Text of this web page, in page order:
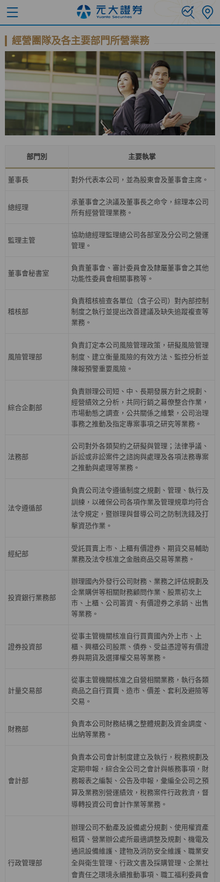
經營團隊及各主要部門所營業務
部門別 主要執掌
董事長 對外代表本公司，並為股東會及董事會主席。
總經理
承董事會之決議及董事長之命令，綜理本公司
所有經營管理業務。
監理主管
協助總經理監理總公司各部室及分公司之營運
管理。
董事會秘書室
負責董事會、審計委員會及隸屬董事會之其他
功能性委員會相關事務等。
稽核部
負責稽核檢查各單位（含子公司）對內部控制
制度之執行並提出改善建議及缺失追蹤複查等
業務。
風險管理部
負責訂定本公司風險管理政策，研擬風險管理
制度、建立衡量風險的有效方法、監控分析並
陳報預警重要風險。
綜合企劃部
負責辦理公司短、中、長期發展方針之規劃、
經營績效之分析，共同行銷之幕僚整合作業，
巿場動態之調查，公共關係之維繫，公司治理
事務之推動及指定專案事項之研究等業務。
法務部
公司對外各類契約之研擬與管理；法律爭議、
訴訟或非訟案件之諮詢與處理及各項法務專案
之推動與處理等業務。
法令遵循部
負責公司法令遵循制度之規劃、管理、執行及
訓練，以確保公司各項作業及管理規章均符合
法令規定，暨辦理與督導公司之防制洗錢及打
擊資恐作業。
經紀部
受託買賣上巿、上櫃有價證券、期貨交易輔助
業務及法令核准之金融商品交易等業務。
投資銀行業務部
辦理國內外發行公司財務、業務之評估規劃及
企業購併等相關財務顧問作業、股票初次上
巿、上櫃、公司籌資、有價證券之承銷、出售
等業務。
證券投資部
從事主管機關核准自行買賣國內外上市、上
櫃、興櫃公司股票、債券、受益憑證等有價證
券與期貨及選擇權交易等業務。
計量交易部
從事主管機關核准之自營相關業務，執行各類
商品之自行買賣、造市、價差、套利及避險等
交易。
財務部
負責本公司財務結構之整體規劃及資金調度、
出納等業務。
會計部
負責本公司會計制度建立及執行，稅務規劃及
定期申報，綜合全公司之會計與帳務事項，財
務報表之編製、公告及申報，彙編全公司之預
算及業務別營運績效，稅務案件行政救濟，督
導轉投資公司會計作業等業務。
行政管理部
辦理公司不動產及設備處分規劃、使用權資產
租賃、營業辦公處所最適調整及規劃、機電及
通訊設備維護、建物及消防安全維護、職業安
全與衛生管理、行政文書及採購管理、企業社
會責任之環境永續推動事項、職工福利委員會